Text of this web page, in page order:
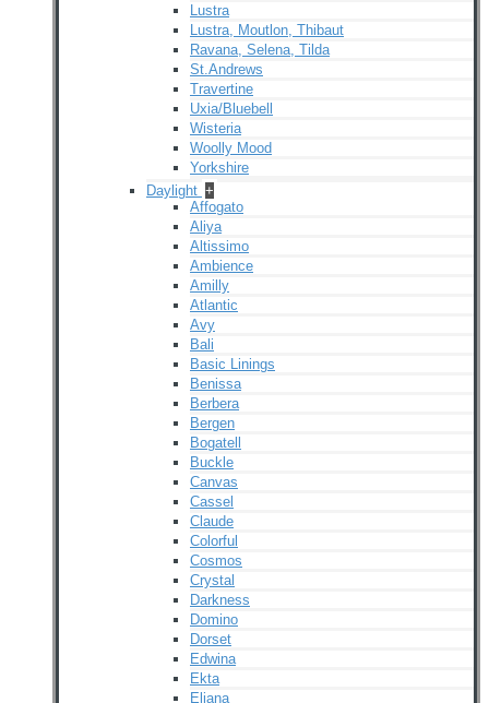
Lustra
Lustra, Moutlon, Thibaut
Ravana, Selena, Tilda
St.Andrews
Travertine
Uxia/Bluebell
Wisteria
Woolly Mood
Yorkshire
Daylight +
Affogato
Aliya
Altissimo
Ambience
Amilly
Atlantic
Avy
Bali
Basic Linings
Benissa
Berbera
Bergen
Bogatell
Buckle
Canvas
Cassel
Claude
Colorful
Cosmos
Crystal
Darkness
Domino
Dorset
Edwina
Ekta
Eliana